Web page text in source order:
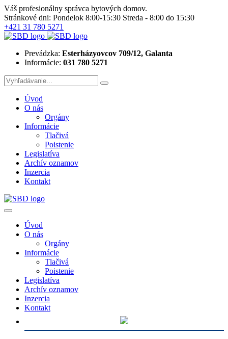
Váš profesionálny správca bytových domov.
Stránkové dni: Pondelok 8:00-15:30 Streda - 8:00 do 15:30
+421 31 780 5271
Prevádzka: Esterházyovcov 709/12, Galanta
Informácie: 031 780 5271
Úvod
O nás
Orgány
Informácie
Tlačivá
Poistenie
Legislatíva
Archív oznamov
Inzercia
Kontakt
Úvod
O nás
Orgány
Informácie
Tlačivá
Poistenie
Legislatíva
Archív oznamov
Inzercia
Kontakt